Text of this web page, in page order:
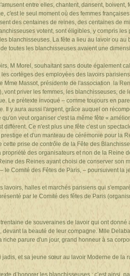
entre elles, chantent, dansent, boivent,
c'est le seul moment où des femmes
des centaines de reines, des centaines de
votent, sont éligibles, y compris les
blanchisseuses. La fête a lieu au lavoir ou au
toutes les blanchisseuses avaient une
M Morel, souhaitant sans doute également
cortèges des employées des lavoirs
Mme Massot, présidente de l'association la
priver les femmes, les blanchisseuses, de
Le prétexte invoqué – comme toujours en
Il y aura aussi l'argent, grâce auquel on
veut organiser c'est la même fête «
Ce n'est plus une fête c'est un
et d'un manteau de cérémonie pour la
prise de contrôle de la Fête des
des organisateurs et non de la Reine
des Reines ayant choisi de conserver son
Comité des Fêtes de Paris, – poursuivent la
halles et marchés parisiens qui
par le Comité des fêtes de Paris
de souveraines de lavoir qui ont donné
la beauté de leur compagne. Mlle
parure d'un jour, grand honneur à sa
et sa jeune sœur au lavoir Moderne de la
d’honorer les blanchisseuses : c’est ainsi,